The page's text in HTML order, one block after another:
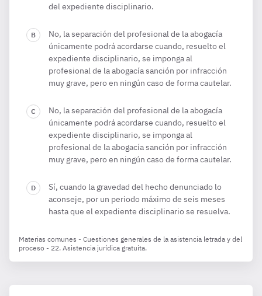
del expediente disciplinario.
No, la separación del profesional de la abogacía
únicamente podrá acordarse cuando, resuelto el
expediente disciplinario, se imponga al
profesional de la abogacía sanción por infracción
muy grave, pero en ningún caso de forma cautelar.
No, la separación del profesional de la abogacía
únicamente podrá acordarse cuando, resuelto el
expediente disciplinario, se imponga al
profesional de la abogacía sanción por infracción
muy grave, pero en ningún caso de forma cautelar.
Sí, cuando la gravedad del hecho denunciado lo
aconseje, por un periodo máximo de seis meses
hasta que el expediente disciplinario se resuelva.
Materias comunes - Cuestiones generales de la asistencia letrada y del
proceso - 22. Asistencia jurídica gratuita.